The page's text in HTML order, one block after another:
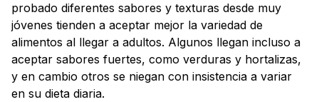
probado diferentes sabores y texturas desde muy
jóvenes tienden a aceptar mejor la variedad de
alimentos al llegar a adultos. Algunos llegan incluso a
aceptar sabores fuertes, como verduras y hortalizas,
y en cambio otros se niegan con insistencia a variar
en su dieta diaria.